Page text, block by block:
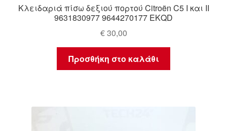
Κλειδαριά πίσω δεξιού πορτού Citroën C5 I και II
9631830977 9644270177 EKQD
€30,00
Προσθήκη στο καλάθι